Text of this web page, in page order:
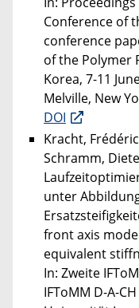
Conference of
conference
of the Polymer
Korea, 7-11
Melville, New
DOI
Kracht,
Schramm,
unter
front axis
equivalent
In: Zweite
IFToMM D-A-